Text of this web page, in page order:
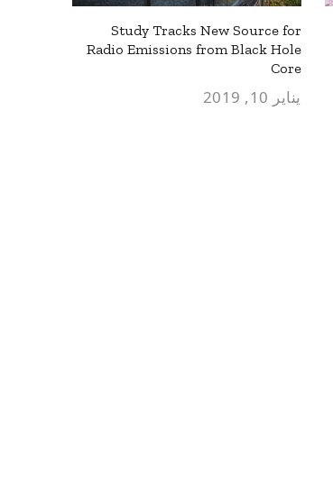
Study Tracks New Source for
Radio Emissions from Black Hole
Core
يناير 10, 2019